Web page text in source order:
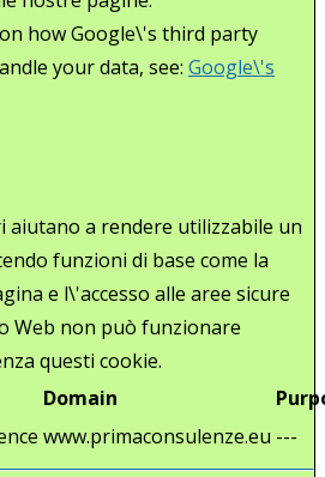
how Google\'s third party
your data, see: Google\'s
aiutano a rendere utilizzabile un
funzioni di base come la
e l\'accesso alle aree sicure
Web non può funzionare
questi cookie.
Domain
www.primaconsulenze.eu ---